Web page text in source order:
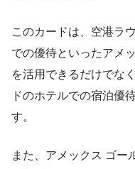
このカードは、空港ラ
での優待といったアメ
を活用できるだけでな
ドのホテルでの宿泊優
す。
また、アメックス ゴー